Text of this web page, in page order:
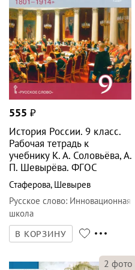
555 ₽
История России. 9 класс.
Рабочая тетрадь к
учебнику К. А. Соловьёва, А.
П. Шевырёва. ФГОС
Стаферова, Шевырев
Русское слово: Инновационная
школа
В КОРЗИНУ
2 фото